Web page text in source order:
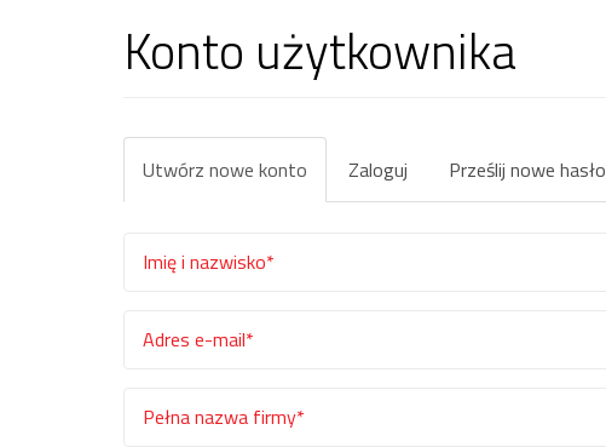
Konto użytkownika
Zakładki
podstawowe
Utwórz nowe konto (aktywna
karta)
Zaloguj Prześlij nowe hasło